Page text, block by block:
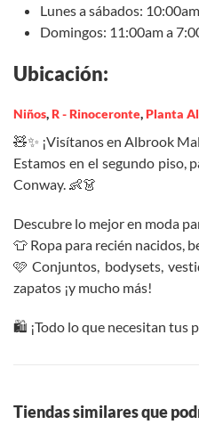
Lunes a sábados:
Domingos: 11:00am a
Ubicación:
Niños,R - Rinoceronte,Planta
🧸✨ ¡Visítanos en Albrook
Estamos en el segundo piso,
Conway. 👶👗
Descubre lo mejor en moda
👕 Ropa para recién nacidos,
🩷 Conjuntos, bodysets,
zapatos ¡y mucho más!
🛍️ ¡Todo lo que necesitan tus
Tiendas similares que